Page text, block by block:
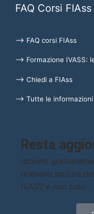
FAQ Corsi FIAss
⟶ FAQ corsi FIAss
⟶ Formazione IVASS:
⟶ Chiedi a FIAss
⟶ Tutte le informazioni
Resta
Iscriviti
riceverai notizie
IVASS e non solo…